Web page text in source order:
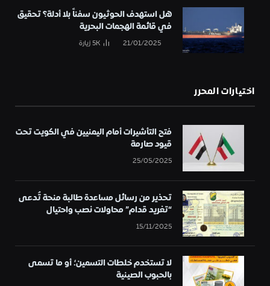
هل استهدف الحوثيون سفناً بلا أدلة؟ تحقيق
في قائمة الهجمات البحرية
21/01/2025
5Kزيارة
اختيارات المحرر
فتح التأشيرات أمام اليمنيين في الكويت تحت
قيود صارمة
25/05/2025
تحذير من رسائل مساعدة طالبة منحة تُدعى
“تغريد قدام” محاولات نصب واحتيال
15/11/2025
لا تستخدم خلطات التسمين؛ أو ما تسمى
بالحبوب الصينية